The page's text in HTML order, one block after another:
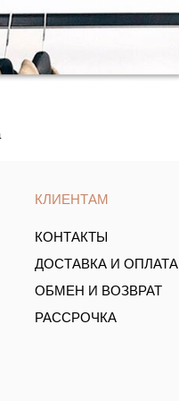
КЛИЕНТАМ
КОНТАКТЫ
ДОСТАВКА И ОПЛАТА
ОБМЕН И ВОЗВРАТ
РАССРОЧКА